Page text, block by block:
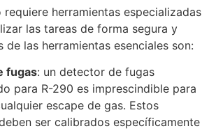
requiere herramientas especializadas
las tareas de forma segura y
de las herramientas esenciales son:
fugas: un detector de fugas
para R-290 es imprescindible para
escape de gas. Estos
ser calibrados específicamente